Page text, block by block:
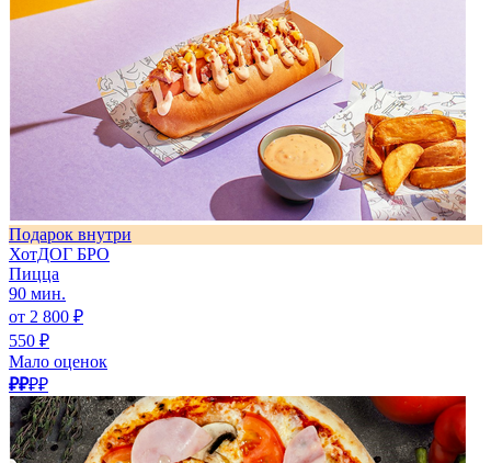
Подарок внутри
ХотДОГ БРО
Пицца
90 мин.
от 2 800 ₽
550 ₽
Мало оценок
₽₽₽₽